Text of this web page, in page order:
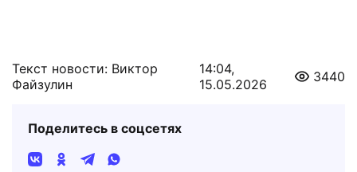
Текст новости: Виктор
Файзулин
14:04,
15.05.2026
3440
Поделитесь в соцсетях